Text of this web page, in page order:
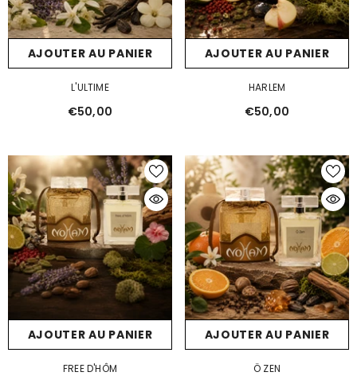
AJOUTER AU PANIER
L'ULTIME
€50,00
AJOUTER AU PANIER
HARLEM
€50,00
AJOUTER AU PANIER
FREE D'HÔM
AJOUTER AU PANIER
Ö ZEN